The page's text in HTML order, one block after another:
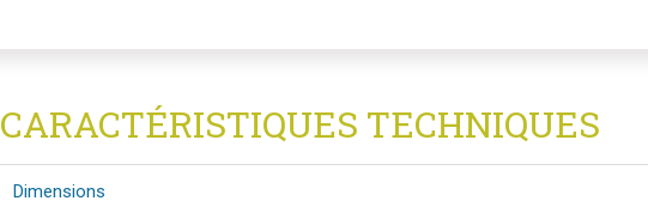
CARACTÉRISTIQUES TECHNIQUES
Dimensions